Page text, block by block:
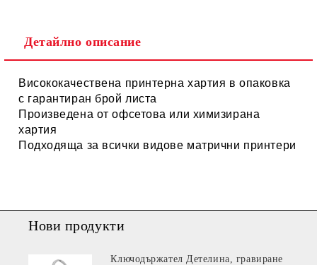
Детайлно описание
Висококачествена принтерна хартия в опаковка
с гарантиран брой листа
Произведена от офсетова или химизирана
хартия
Подходяща за всички видове матрични принтери
Нови продукти
Ключодържател Детелина, гравиране